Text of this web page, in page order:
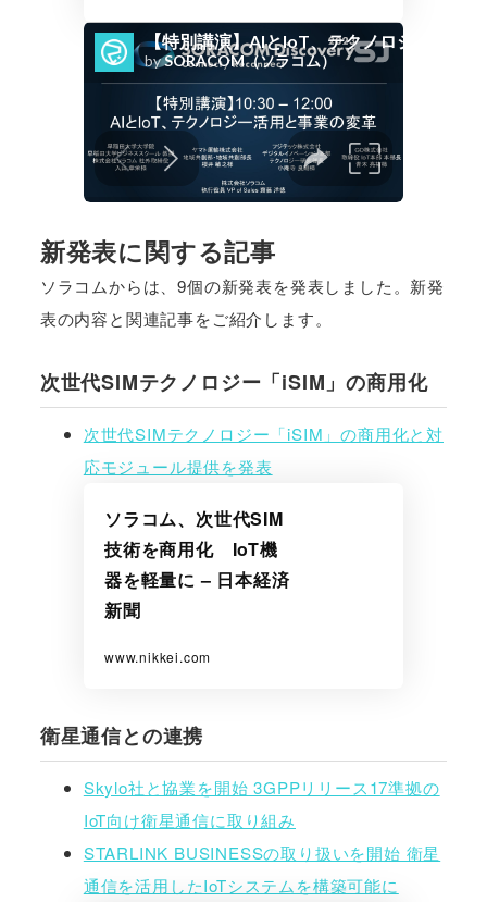
新発表に関する記事
ソラコムからは、9個の新発表を発表しました。新発
表の内容と関連記事をご紹介します。
次世代SIMテクノロジー「iSIM」の商用化
次世代SIMテクノロジー「iSIM」の商用化と対
応モジュール提供を発表
ソラコム、次世代SIM
技術を商用化 IoT機
器を軽量に – 日本経済
新聞
www.nikkei.com
衛星通信との連携
Skylo社と協業を開始 3GPPリリース17準拠の
IoT向け衛星通信に取り組み
STARLINK BUSINESSの取り扱いを開始 衛星
通信を活用したIoTシステムを構築可能に